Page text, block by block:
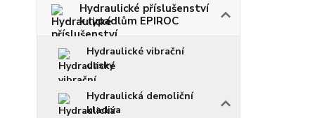
Hydraulické příslušenství
k rypadlům EPIROC
Hydraulické vibrační
desky
Hydraulická demoliční
kladiva